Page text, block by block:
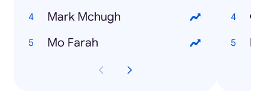
Mark Mchugh
Mo Farah